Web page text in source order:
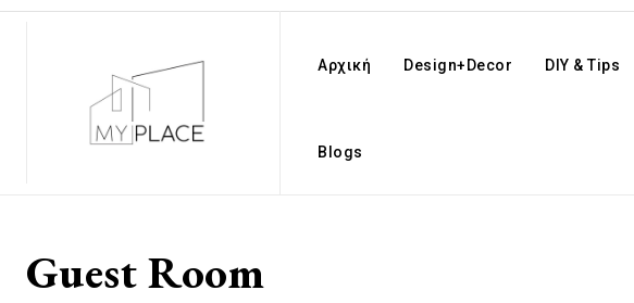
Αρχική Design+Decor DIY & Tips
Blogs
Guest Room